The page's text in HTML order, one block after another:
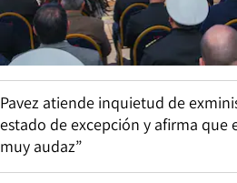
Pavez atiende inquietud de
estado de excepción y afirma que
muy audaz”